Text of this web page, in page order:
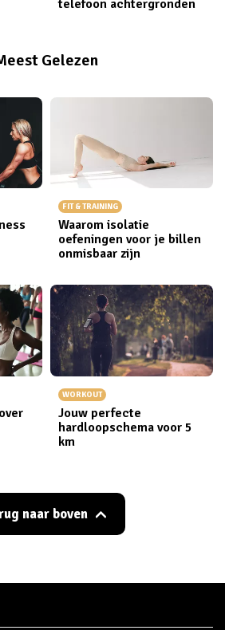
telefoon achtergronden
Gelezen
FIT & TRAINING
Waarom isolatie
oefeningen voor je billen
onmisbaar zijn
WORKOUT
Jouw perfecte
hardloopschema voor 5
km
naar boven